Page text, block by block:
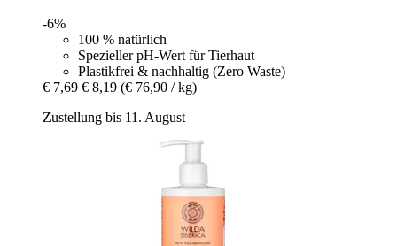
-6%
100 % natürlich
Spezieller pH-Wert für Tierhaut
Plastikfrei & nachhaltig (Zero Waste)
€ 7,69 € 8,19 (€ 76,90 / kg)
Zustellung bis 11. August